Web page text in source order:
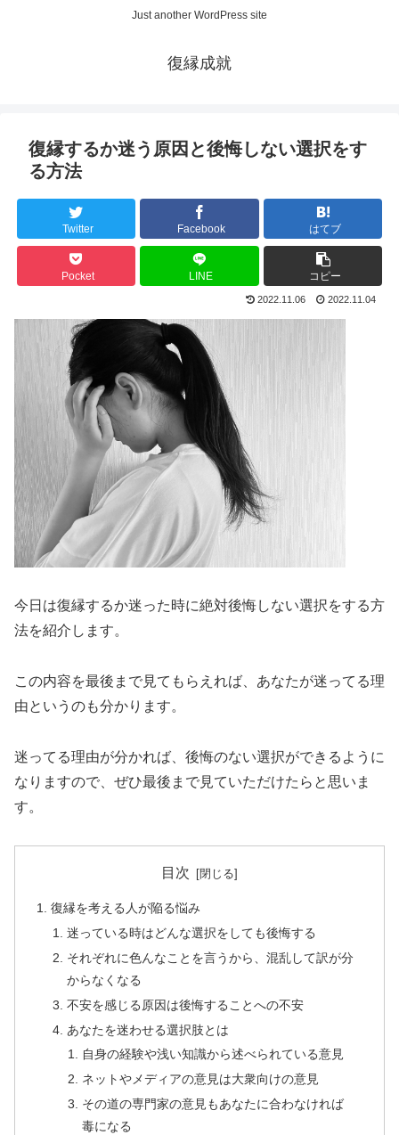
Just another WordPress site
復縁成就
復縁するか迷う原因と後悔しない選択をす
る方法
Twitter Facebook はてブ
Pocket LINE コピー
2022.11.06 2022.11.04
今日は復縁するか迷った時に絶対後悔しない選択をする方
法を紹介します。
この内容を最後まで見てもらえれば、あなたが迷ってる理
由というのも分かります。
迷ってる理由が分かれば、後悔のない選択ができるように
なりますので、ぜひ最後まで見ていただけたらと思いま
す。
目次
復縁を考える人が陥る悩み
迷っている時はどんな選択をしても後悔する
それぞれに色んなことを言うから、混乱して訳が分
からなくなる
不安を感じる原因は後悔することへの不安
あなたを迷わせる選択肢とは
自身の経験や浅い知識から述べられている意見
ネットやメディアの意見は大衆向けの意見
その道の専門家の意見もあなたに合わなければ
毒になる